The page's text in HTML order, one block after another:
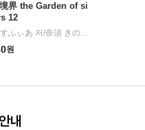
界 the Garden of si
12
天空 すふぃあ 저/奈須 きのこ 원작
원
내